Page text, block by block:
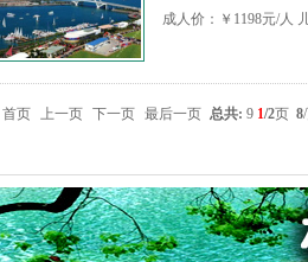
成人价：￥1198元/人
首页 上一页 下一页 最后一页 总共: 9 1/2页 8